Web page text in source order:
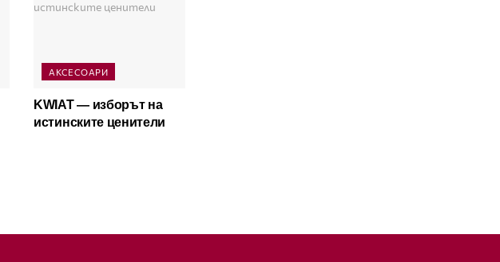
АКСЕСОАРИ
KWIAT — изборът на
истинските ценители